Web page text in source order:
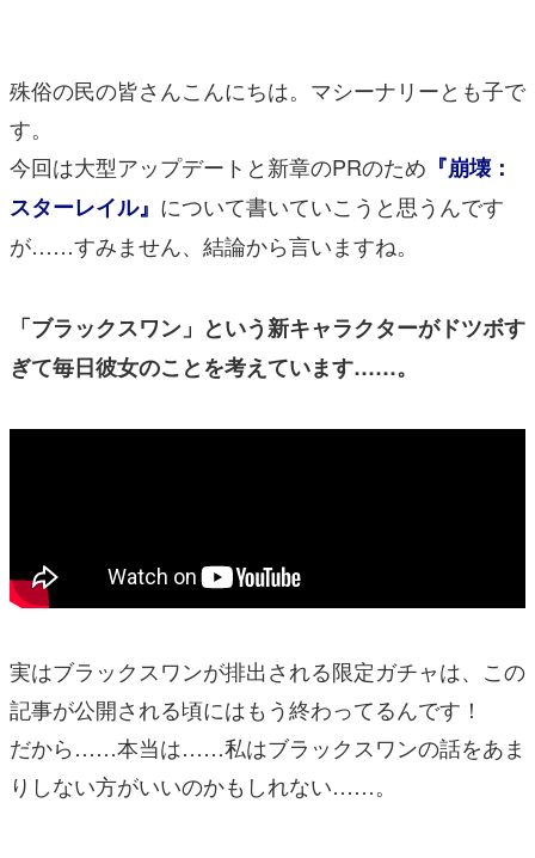
運営：株式会社マレ
殊俗の民の皆さんこんにちは。マシーナリーとも子で
す。
今回は大型アップデートと新章のPRのため 『崩壊：
スターレイル』 について書いていこうと思うんです
が……すみません、結論から言いますね。
「ブラックスワン」という新キャラクターがドツボす
ぎて毎日彼女のことを考えています……。
実はブラックスワンが排出される限定ガチャは、この
記事が公開される頃にはもう終わってるんです！
だから……本当は……私はブラックスワンの話をあま
りしない方がいいのかもしれない……。